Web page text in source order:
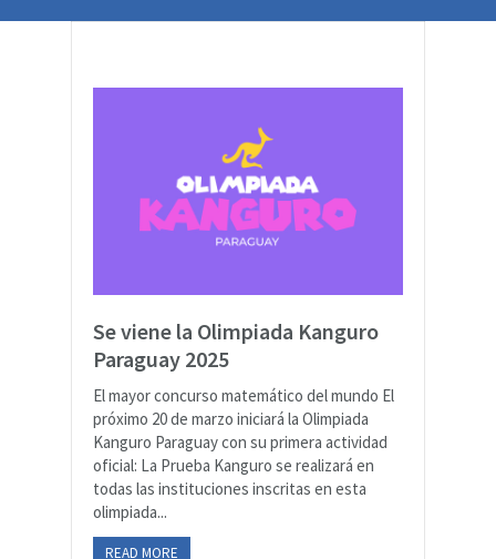
Se viene la Olimpiada Kanguro
Paraguay 2025
El mayor concurso matemático del mundo El
próximo 20 de marzo iniciará la Olimpiada
Kanguro Paraguay con su primera actividad
oficial: La Prueba Kanguro se realizará en
todas las instituciones inscritas en esta
olimpiada...
READ MORE